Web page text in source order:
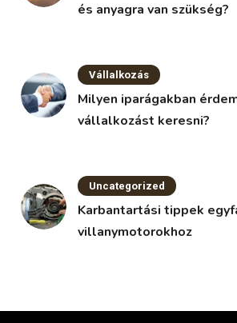
és anyagra van szükség?
Vállalkozás
Milyen iparágakban
vállalkozást keresni?
Uncategorized
Karbantartási tippek
villanymotorokhoz